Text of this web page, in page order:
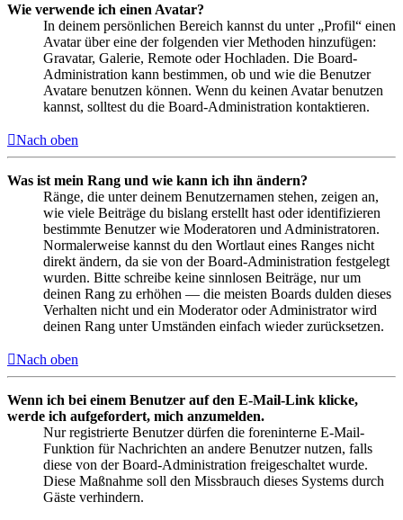
Wie verwende ich einen Avatar?
In deinem persönlichen Bereich kannst du unter „Profil“ einen
Avatar über eine der folgenden vier Methoden hinzufügen:
Gravatar, Galerie, Remote oder Hochladen. Die Board-
Administration kann bestimmen, ob und wie die Benutzer
Avatare benutzen können. Wenn du keinen Avatar benutzen
kannst, solltest du die Board-Administration kontaktieren.
Nach oben
Was ist mein Rang und wie kann ich ihn ändern?
Ränge, die unter deinem Benutzernamen stehen, zeigen an,
wie viele Beiträge du bislang erstellt hast oder identifizieren
bestimmte Benutzer wie Moderatoren und Administratoren.
Normalerweise kannst du den Wortlaut eines Ranges nicht
direkt ändern, da sie von der Board-Administration festgelegt
wurden. Bitte schreibe keine sinnlosen Beiträge, nur um
deinen Rang zu erhöhen — die meisten Boards dulden dieses
Verhalten nicht und ein Moderator oder Administrator wird
deinen Rang unter Umständen einfach wieder zurücksetzen.
Nach oben
Wenn ich bei einem Benutzer auf den E-Mail-Link klicke,
werde ich aufgefordert, mich anzumelden.
Nur registrierte Benutzer dürfen die foreninterne E-Mail-
Funktion für Nachrichten an andere Benutzer nutzen, falls
diese von der Board-Administration freigeschaltet wurde.
Diese Maßnahme soll den Missbrauch dieses Systems durch
Gäste verhindern.